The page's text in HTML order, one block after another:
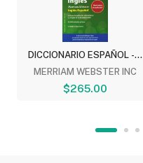
DICCIONARIO ESPAÑOL -...
MERRIAM WEBSTER INC
$265.00